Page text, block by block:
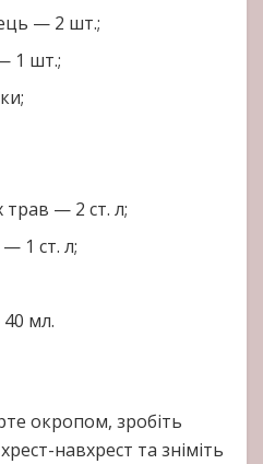
— 2 шт.;
1 шт.;
трав — 2 ст. л;
1 ст. л;
мл.
окропом, зробіть
навхрест та зніміть